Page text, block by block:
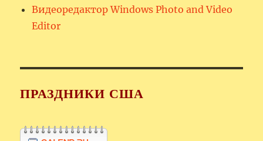
Видеоредактор Windows Photo and Video
Editor
ПРАЗДНИКИ США